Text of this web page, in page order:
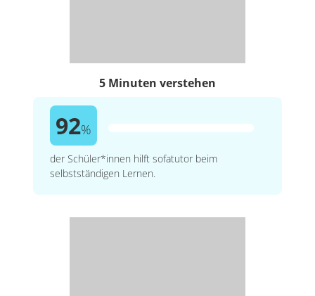
5 Minuten verstehen
92%
der Schüler*innen hilft sofatutor beim
selbstständigen Lernen.